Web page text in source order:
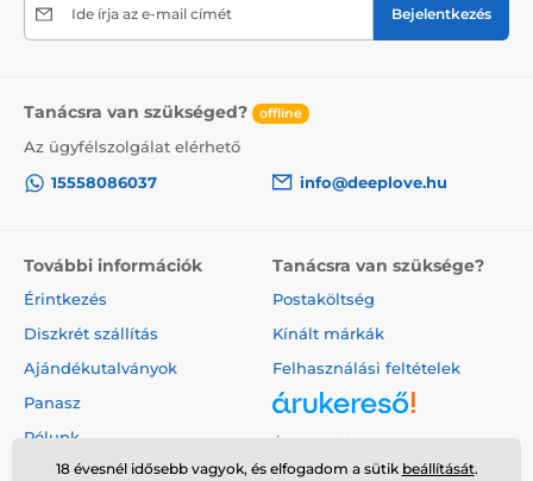
Ide írja az e-mail címét Bejelentkezés
Tanácsra van szükséged? offline
Az ügyfélszolgálat elérhető
15558086037
info@deeplove.hu
További információk
Érintkezés
Diszkrét szállítás
Ajándékutalványok
Panasz
Rólunk
Tanácsra van szüksége?
Postaköltség
Kínált márkák
Felhasználási feltételek
Árukereső.hu
18 évesnél idősebb vagyok, és elfogadom a sütik beállítását.